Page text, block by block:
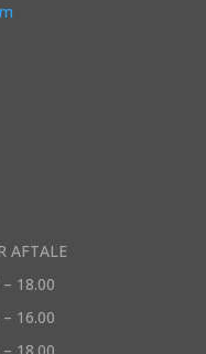
AFTALE
18.00
16.00